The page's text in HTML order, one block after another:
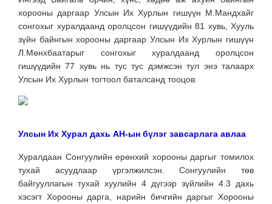
хорооны даргаар Улсын Их Хурлын гишүүн М.Мандхайг
сонгохыг хуралдаанд оролцсон гишүүдийн 81 хувь, Хууль
зүйн байнгын хорооны даргаар Улсын Их Хурлын гишүүн
Л.Мөнхбаатарыг сонгохыг хуралдаанд оролцсон
гишүүдийн 77 хувь нь тус тус дэмжсэн тул энэ талаарх
Улсын Их Хурлын тогтоол баталсанд тооцов.
Улсын Их Хурал дахь АН-ын бүлэг завсарлага авлаа
Хуралдаан Сонгуулийн ерөнхий хорооны даргыг томилох
тухай асуудлаар үргэлжилсэн.Сонгуулийн төв
байгууллагын тухай хуулийн 4 дүгээр зүйлийн 4.3 дахь
хэсэгт Хорооны дарга, нарийн бичгийн даргыг Хорооны